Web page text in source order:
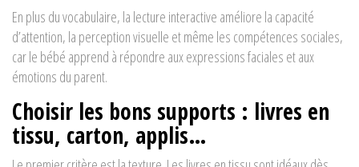
En plus du vocabulaire, la lecture interactive améliore la capacité
d’attention, la perception visuelle et même les compétences sociales,
car le bébé apprend à répondre aux expressions faciales et aux
émotions du parent.
Choisir les bons supports : livres en
tissu, carton, applis…